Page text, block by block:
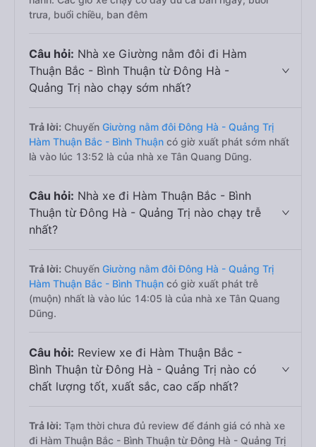
trưa, buổi chiều, ban đêm
Câu hỏi: Nhà xe Giường nằm đôi đi Hàm
Thuận Bắc - Bình Thuận từ Đông Hà -
Quảng Trị nào chạy sớm nhất?
Trả lời: Chuyến Giường nằm đôi Đông Hà - Quảng Trị
Hàm Thuận Bắc - Bình Thuận có giờ xuất phát sớm nhất
là vào lúc 13:52 là của nhà xe Tân Quang Dũng.
Câu hỏi: Nhà xe đi Hàm Thuận Bắc - Bình
Thuận từ Đông Hà - Quảng Trị nào chạy trễ
nhất?
Trả lời: Chuyến Giường nằm đôi Đông Hà - Quảng Trị
Hàm Thuận Bắc - Bình Thuận có giờ xuất phát trễ
(muộn) nhất là vào lúc 14:05 là của nhà xe Tân Quang
Dũng.
Câu hỏi: Review xe đi Hàm Thuận Bắc -
Bình Thuận từ Đông Hà - Quảng Trị nào có
chất lượng tốt, xuất sắc, cao cấp nhất?
Trả lời: Tạm thời chưa đủ review để đánh giá có nhà xe
đi Hàm Thuận Bắc - Bình Thuận từ Đông Hà - Quảng Trị